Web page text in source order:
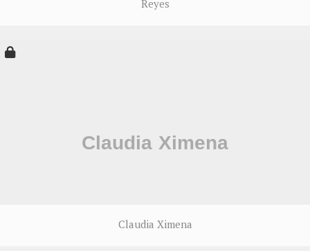
Reyes
Claudia Ximena